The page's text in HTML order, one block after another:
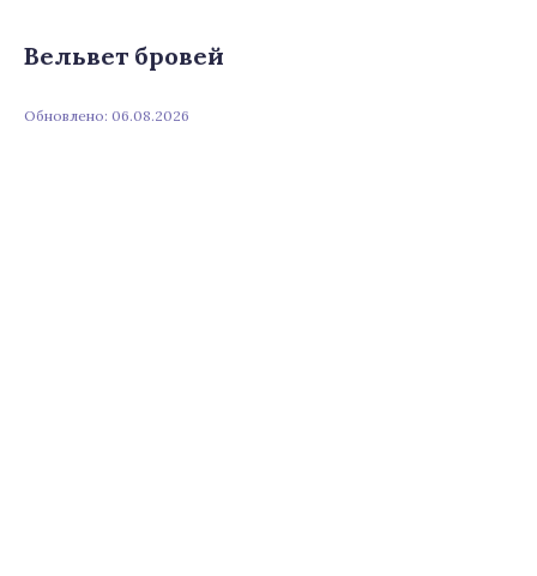
Вельвет бровей
Обновлено: 06.08.2026